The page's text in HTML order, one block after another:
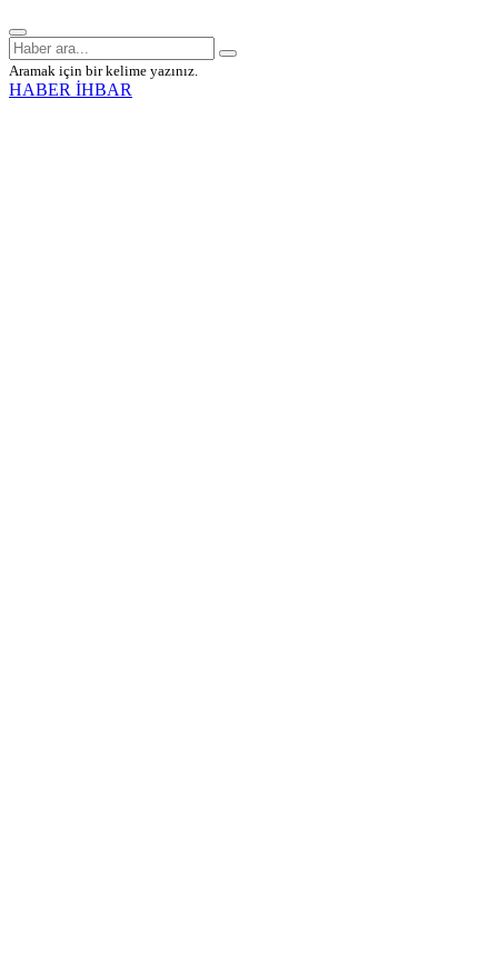
Aramak için bir kelime yazınız.
HABER İHBAR